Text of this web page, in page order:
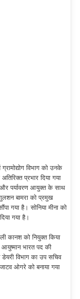
विभाग को उनके
प्रभार दिया गया
और पर्यावरण आयुक्त के साथ
बामरा को प्रमुख
गया है। सोनिया मीना को
गया है।
कानश को नियुक्त किया
आयुष्मान भारत पद की
डेयरी विभाग का उप सचिव
ओगरे को बनाया गया